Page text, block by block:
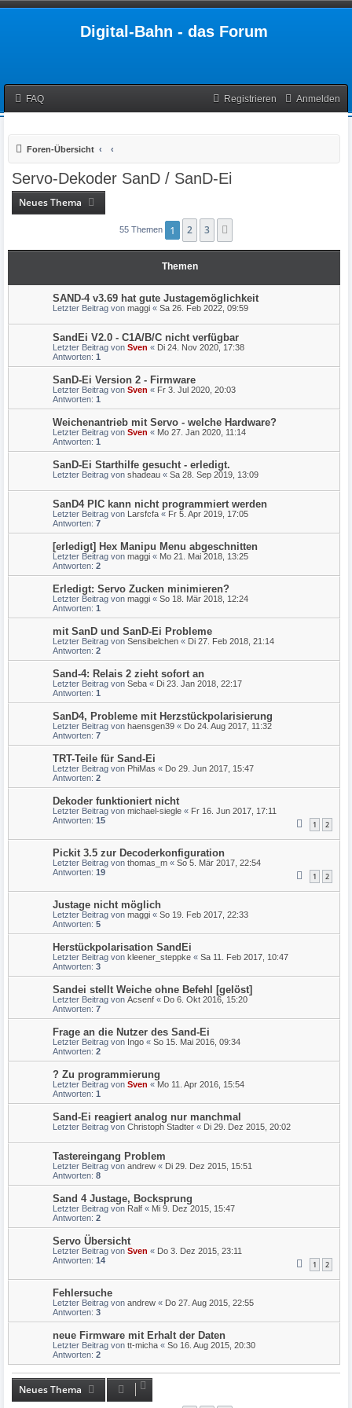
Digital-Bahn - das Forum
FAQ Anmelden
Registrieren
Foren-Übersicht
Servo-Dekoder SanD / SanD-Ei
Neues Thema
55 Themen 1 2 3
Themen
SAND-4 v3.69 hat gute Justagemöglichkeit
Letzter Beitrag von maggi « Sa 26. Feb 2022, 09:59
SandEi V2.0 - C1A/B/C nicht verfügbar
Letzter Beitrag von Sven « Di 24. Nov 2020, 17:38
Antworten: 1
SanD-Ei Version 2 - Firmware
Letzter Beitrag von Sven « Fr 3. Jul 2020, 20:03
Antworten: 1
Weichenantrieb mit Servo - welche Hardware?
Letzter Beitrag von Sven « Mo 27. Jan 2020, 11:14
Antworten: 1
SanD-Ei Starthilfe gesucht - erledigt.
Letzter Beitrag von shadeau « Sa 28. Sep 2019, 13:09
SanD4 PIC kann nicht programmiert werden
Letzter Beitrag von Larsfcfa « Fr 5. Apr 2019, 17:05
Antworten: 7
[erledigt] Hex Manipu Menu abgeschnitten
Letzter Beitrag von maggi « Mo 21. Mai 2018, 13:25
Antworten: 2
Erledigt: Servo Zucken minimieren?
Letzter Beitrag von maggi « So 18. Mär 2018, 12:24
Antworten: 1
mit SanD und SanD-Ei Probleme
Letzter Beitrag von Sensibelchen « Di 27. Feb 2018, 21:14
Antworten: 2
Sand-4: Relais 2 zieht sofort an
Letzter Beitrag von Seba « Di 23. Jan 2018, 22:17
Antworten: 1
SanD4, Probleme mit Herzstückpolarisierung
Letzter Beitrag von haensgen39 « Do 24. Aug 2017, 11:32
Antworten: 7
TRT-Teile für Sand-Ei
Letzter Beitrag von PhiMas « Do 29. Jun 2017, 15:47
Antworten: 2
Dekoder funktioniert nicht
Letzter Beitrag von michael-siegle « Fr 16. Jun 2017, 17:11
Antworten: 15 1 2
Pickit 3.5 zur Decoderkonfiguration
Letzter Beitrag von thomas_m « So 5. Mär 2017, 22:54
Antworten: 19 1 2
Justage nicht möglich
Letzter Beitrag von maggi « So 19. Feb 2017, 22:33
Antworten: 5
Herstückpolarisation SandEi
Letzter Beitrag von kleener_steppke « Sa 11. Feb 2017, 10:47
Antworten: 3
Sandei stellt Weiche ohne Befehl [gelöst]
Letzter Beitrag von Acsenf « Do 6. Okt 2016, 15:20
Antworten: 7
Frage an die Nutzer des Sand-Ei
Letzter Beitrag von Ingo « So 15. Mai 2016, 09:34
Antworten: 2
? Zu programmierung
Letzter Beitrag von Sven « Mo 11. Apr 2016, 15:54
Antworten: 1
Sand-Ei reagiert analog nur manchmal
Letzter Beitrag von Christoph Stadter « Di 29. Dez 2015, 20:02
Tastereingang Problem
Letzter Beitrag von andrew « Di 29. Dez 2015, 15:51
Antworten: 8
Sand 4 Justage, Bocksprung
Letzter Beitrag von Ralf « Mi 9. Dez 2015, 15:47
Antworten: 2
Servo Übersicht
Letzter Beitrag von Sven « Do 3. Dez 2015, 23:11
Antworten: 14 1 2
Fehlersuche
Letzter Beitrag von andrew « Do 27. Aug 2015, 22:55
Antworten: 3
neue Firmware mit Erhalt der Daten
Letzter Beitrag von tt-micha « So 16. Aug 2015, 20:30
Antworten: 2
Neues Thema